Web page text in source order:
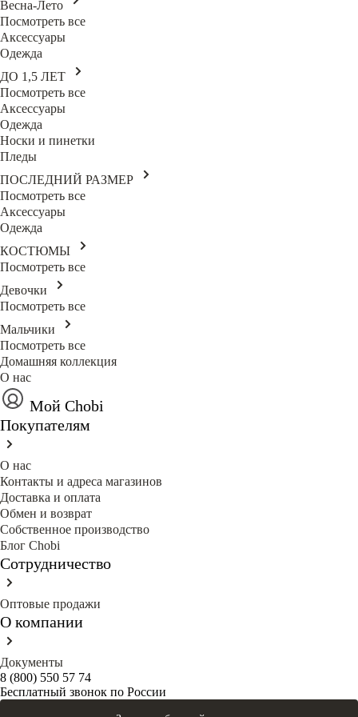
Весна-Лето
Посмотреть все
Аксессуары
Одежда
ДО 1,5 ЛЕТ
Посмотреть все
Аксессуары
Одежда
Носки и пинетки
Пледы
ПОСЛЕДНИЙ РАЗМЕР
Посмотреть все
Аксессуары
Одежда
КОСТЮМЫ
Посмотреть все
Девочки
Посмотреть все
Мальчики
Посмотреть все
Домашняя коллекция
О нас
Мой Chobi
Покупателям
О нас
Контакты и адреса магазинов
Доставка и оплата
Обмен и возврат
Собственное производство
Блог Сhobi
Сотрудничество
Оптовые продажи
О компании
Документы
8 (800) 550 57 74
Бесплатный звонок по России